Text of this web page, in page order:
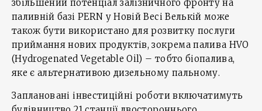
збільшений потенціал залізничного фронту на
паливній базі PERN у Новій Весі Велькій може
також бути використано для розвитку послуги
приймання нових продуктів, зокрема палива HVO
(Hydrogenated Vegetable Oil) – тобто біопалива,
яке є альтернативою дизельному пальному.
Заплановані інвестиційні роботи включатимуть